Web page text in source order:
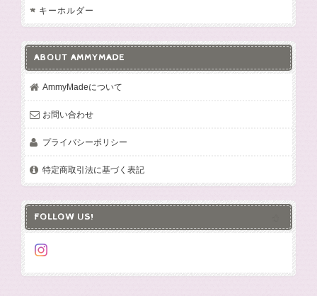
キーホルダー
ABOUT AMMYMADE
AmmyMadeについて
お問い合わせ
プライバシーポリシー
特定商取引法に基づく表記
FOLLOW US!